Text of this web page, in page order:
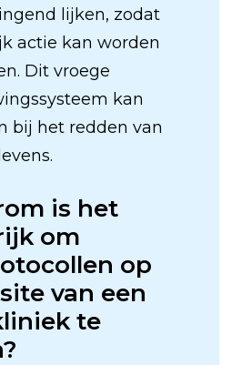
lijken, zodat
actie kan worden
Dit vroege
kan
bij het redden van
is het
om
op
van een
te